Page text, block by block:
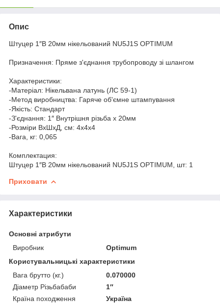
Опис
Штуцер 1″В 20мм нікельований NU5J1S OPTIMUM
Призначення: Пряме з'єднання трубопроводу зі шлангом
Характеристики:
-Матеріал: Нікельвана латунь (ЛС 59-1)
-Метод виробництва: Гаряче об'ємне штампування
-Якість: Стандарт
-З'єднання: 1″ Внутрішня різьба х 20мм
-Розміри ВхШхД, см: 4х4х4
-Вага, кг: 0,065
Комплектация:
Штуцер 1″В 20мм нікельований NU5J1S OPTIMUM, шт: 1
Приховати
Характеристики
Основні атрибути
Виробник
Optimum
Користувальницькі характеристики
Вага брутто (кг.)
0.070000
Діаметр Різьбабаби
1″
Країна походження
Україна